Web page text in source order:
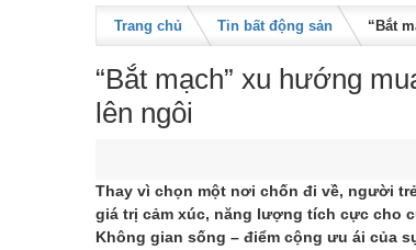
Trang chủ Tin bất động sản “Bắt
“Bắt mạch” xu hướng
lên ngôi
Thay vì chọn một nơi chốn đi về, người
giá trị cảm xúc, năng lượng tích cực cho
Không gian sống – điểm cộng ưu ái của